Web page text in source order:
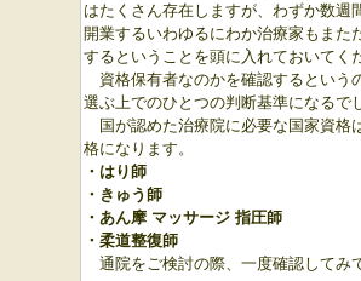
はたくさん存在しますが、わずか数週
開業するいわゆるにわか治療家もまた
するということを頭に入れておいてく
資格保有者なのかを確認するという
選ぶ上でのひとつの判断基準になるで
国が認めた治療院に必要な国家資格
格になります。
・はり師
・きゅう師
・あん摩 マッサージ 指圧師
・柔道整復師
通院をご検討の際、 一度確認してみ